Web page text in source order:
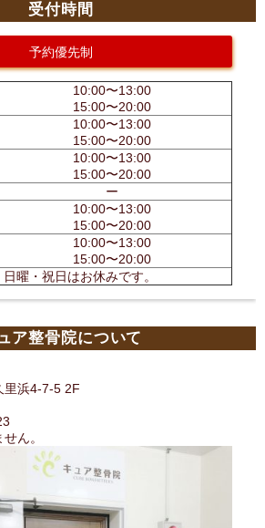
受付時間
予約優先制
10:00〜13:00
15:00〜20:00
10:00〜13:00
15:00〜20:00
10:00〜13:00
15:00〜20:00
ー
10:00〜13:00
15:00〜20:00
10:00〜13:00
15:00〜20:00
曜・祝日はお休みです。
ア整骨院について
里浜4-7-5 2F
ん。